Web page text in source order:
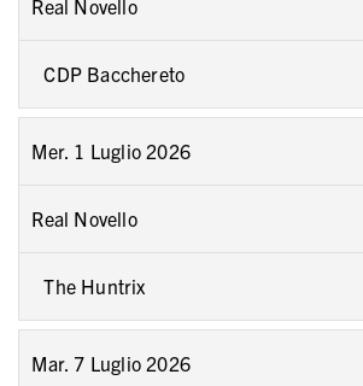
Real Novello
CDP Bacchereto
Mer. 1 Luglio 2026
Real Novello
The Huntrix
Mar. 7 Luglio 2026